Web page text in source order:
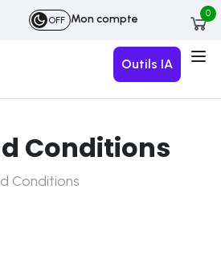
OFF Mon compte 0
Outils IA
Conditions
Conditions